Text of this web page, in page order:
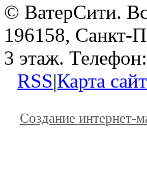
© ВатерСити.
196158, Санкт-
3 этаж.
RSS|Карта
Создание интернет-